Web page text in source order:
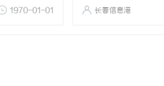
1970-01-01 长春信息港